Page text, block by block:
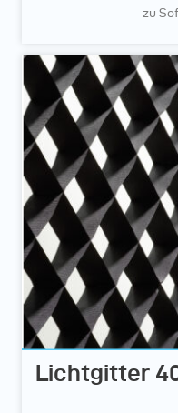
zu
Lichtgitter